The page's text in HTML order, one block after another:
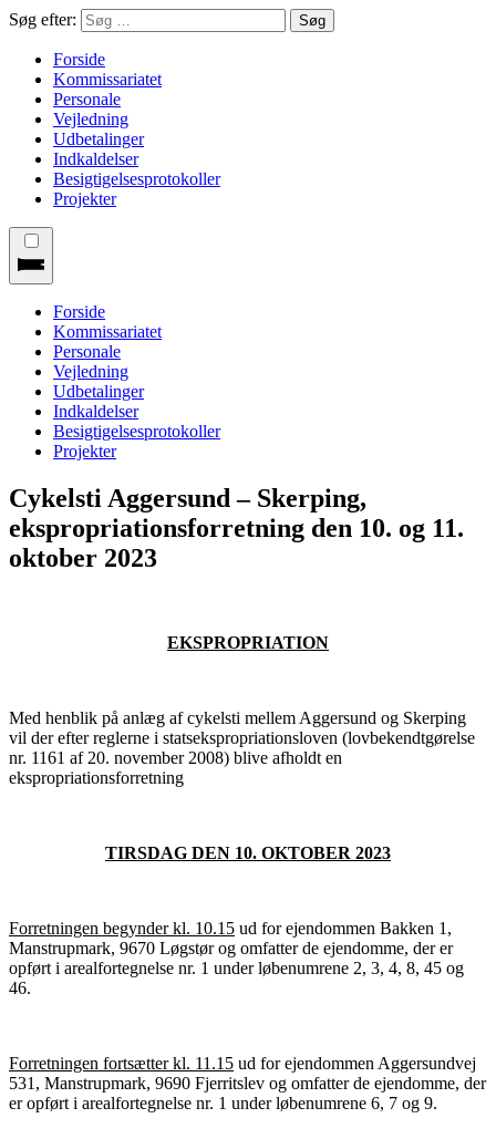
Søg efter:
Forside
Kommissariatet
Personale
Vejledning
Udbetalinger
Indkaldelser
Besigtigelsesprotokoller
Projekter
Forside
Kommissariatet
Personale
Vejledning
Udbetalinger
Indkaldelser
Besigtigelsesprotokoller
Projekter
Cykelsti Aggersund – Skerping,
ekspropriationsforretning den 10. og 11.
oktober 2023
EKSPROPRIATION
Med henblik på anlæg af cykelsti mellem Aggersund og Skerping
vil der efter reglerne i statsekspropriationsloven (lovbekendtgørelse
nr. 1161 af 20. november 2008) blive afholdt en
ekspropriationsforretning
TIRSDAG DEN 10. OKTOBER 2023
Forretningen begynder kl. 10.15 ud for ejendommen Bakken 1,
Manstrupmark, 9670 Løgstør og omfatter de ejendomme, der er
opført i arealfortegnelse nr. 1 under løbenumrene 2, 3, 4, 8, 45 og
46.
Forretningen fortsætter kl. 11.15 ud for ejendommen Aggersundvej
531, Manstrupmark, 9690 Fjerritslev og omfatter de ejendomme, der
er opført i arealfortegnelse nr. 1 under løbenumrene 6, 7 og 9.